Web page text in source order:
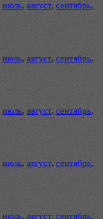
июль, август, сентябрь,
июль, август, сентябрь,
июль, август, сентябрь,
июль, август, сентябрь,
июль, август, сентябрь,